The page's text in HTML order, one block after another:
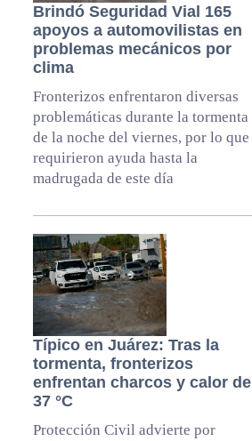
Brindó Seguridad Vial 165
apoyos a automovilistas en
problemas mecánicos por
clima
Fronterizos enfrentaron diversas
problemáticas durante la tormenta
de la noche del viernes, por lo que
requirieron ayuda hasta la
madrugada de este día
Típico en Juárez: Tras la
tormenta, fronterizos
enfrentan charcos y calor de
37 °C
Protección Civil advierte por